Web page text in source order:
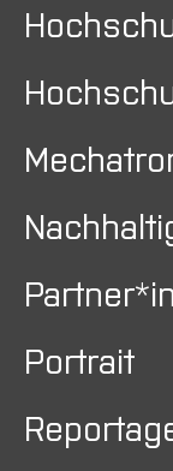
Portrait